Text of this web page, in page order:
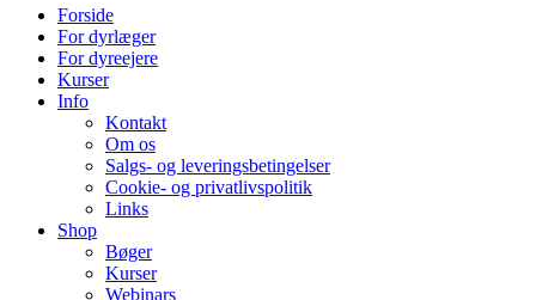
Forside
For dyrlæger
For dyreejere
Kurser
Info
Kontakt
Om os
Salgs- og leveringsbetingelser
Cookie- og privatlivspolitik
Links
Shop
Bøger
Kurser
Webinars